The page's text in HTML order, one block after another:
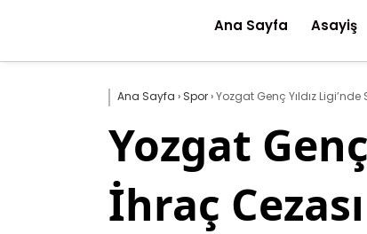
Ana Sayfa Asayiş
Ana Sayfa › Spor›Yozgat Genç Yıldız Ligi’nde
Yozgat Genç
İhraç Cezası